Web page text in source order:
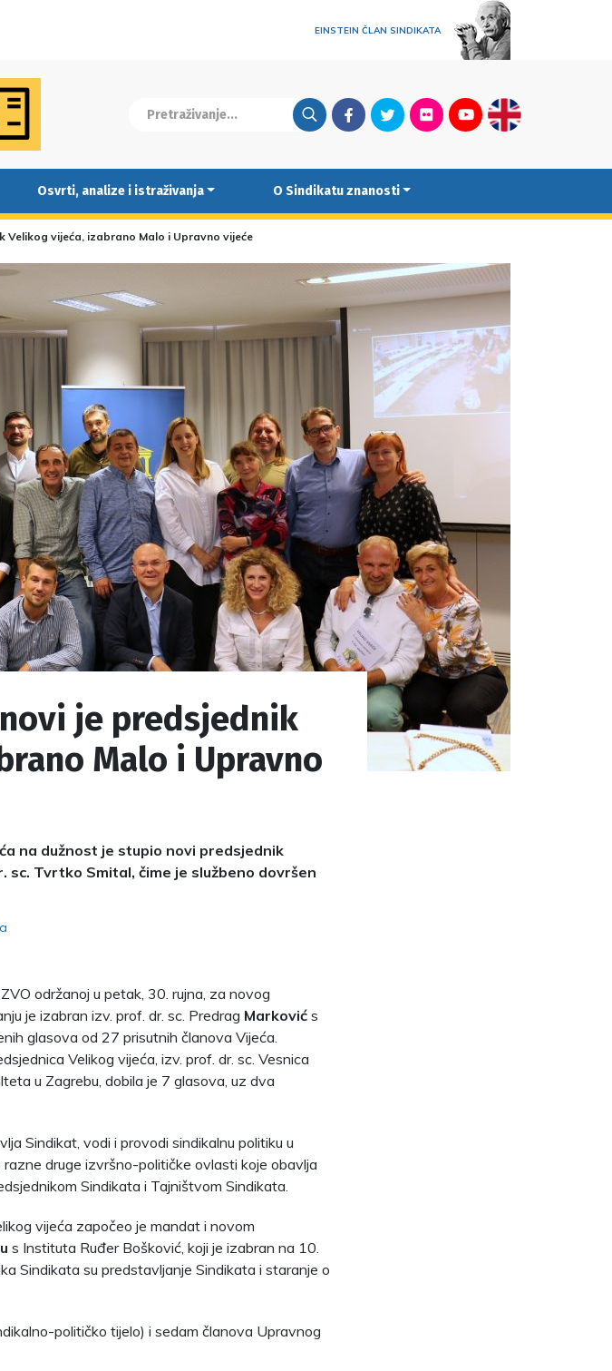
EINSTEIN ČLAN SINDIKATA
FacebookTwitterFlickrYoutubeEnglish
Osvrti, analize i istraživanja O Sindikatu znanosti
Velikog vijeća, izabrano Malo i Upravno vijeće
je predsjednik
Malo i Upravno
na dužnost je stupio novi predsjednik
sc. Tvrtko Smital, čime je službeno dovršen
održanoj u petak, 30. rujna, za novog
je izabran izv. prof. dr. sc. Predrag Marković s
glasova od 27 prisutnih članova Vijeća.
Velikog vijeća, izv. prof. dr. sc. Vesnica
u Zagrebu, dobila je 7 glasova, uz dva
Sindikat, vodi i provodi sindikalnu politiku u
druge izvršno-političke ovlasti koje obavlja
Sindikata i Tajništvom Sindikata.
vijeća započeo je mandat i novom
s Instituta Ruđer Bošković, koji je izabran na 10.
Sindikata su predstavljanje Sindikata i staranje o
političko tijelo) i sedam članova Upravnog